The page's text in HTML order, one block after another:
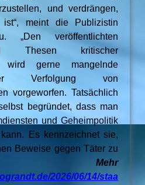
und verdrängen,
meint die Publizistin
„Den veröffentlichten
Thesen kritischer
wird gerne mangelnde
Verfolgung von
vorgeworfen. Tatsächlich
begründet, dass man
und Geheimpolitik
Es kennzeichnet sie,
Beweise gegen Täter zu
Mehr
2026/06/14/staa